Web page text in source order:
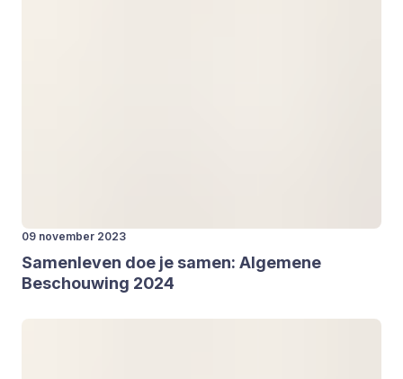
09 november 2023
Samen­le­ven doe je samen: Alge­me­ne
Beschou­wing 2024